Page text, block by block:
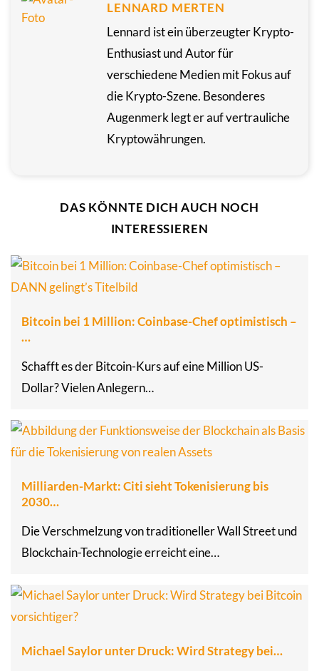
LENNARD MERTEN
Lennard ist ein überzeugter Krypto-
Enthusiast und Autor für
verschiedene Medien mit Fokus auf
die Krypto-Szene. Besonderes
Augenmerk legt er auf vertrauliche
Kryptowährungen.
DAS KÖNNTE DICH AUCH NOCH
INTERESSIEREN
Bitcoin bei 1 Million: Coinbase-Chef optimistisch –
…
Schafft es der Bitcoin-Kurs auf eine Million US-
Dollar? Vielen Anlegern…
Milliarden-Markt: Citi sieht Tokenisierung bis
2030…
Die Verschmelzung von traditioneller Wall Street und
Blockchain-Technologie erreicht eine…
Michael Saylor unter Druck: Wird Strategy bei…